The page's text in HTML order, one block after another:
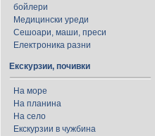
бойлери
Медицински уреди
Сешоари, маши, преси
Електроника разни
Екскурзии, почивки
На море
На планина
На село
Екскурзии в чужбина